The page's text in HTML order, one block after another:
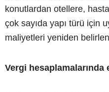
konutlardan otellere,
çok sayıda yapı türü için
maliyetleri yeniden
Vergi hesaplamalarında